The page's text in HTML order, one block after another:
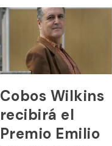
Cobos Wilkins
recibirá el
Premio Emilio